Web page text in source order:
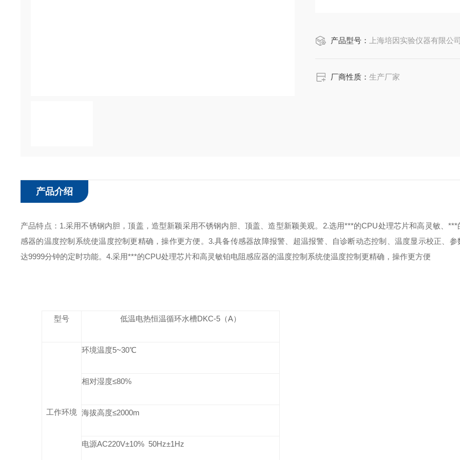
产品型号： 上海培因实验仪器有限公司
厂商性质：生产厂家
产品介绍
产品特点：1.采用不锈钢内胆，顶盖，造型新颖采用不锈钢内胆、顶盖、造型新颖美观。 2.选用***的CPU处理芯片和高灵敏、***
感器的温度控制系统使温度控制更精确，操作更方便。 3.具备传感器故障报警、超温报警、自诊断动态控制、温度显示校正、参
达9999分钟的定时功能。 4.采用***的CPU处理芯片和高灵敏铂电阻感应器的温度控制系统使温度控制更精确，操作更方便
型号 低温电热恒温循环水槽DKC-5（A）
工作环境
环境温度5~30℃
相对湿度≤80%
海拔高度≤2000m
电源AC220V±10% 50Hz±1Hz